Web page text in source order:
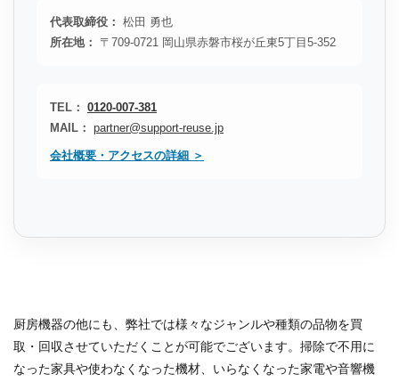
代表取締役： 松田 勇也
所在地：
〒709-0721 岡山県赤磐市桜が丘東5丁目5-352
TEL： 0120-007-381
MAIL： partner@support-reuse.jp
会社概要・アクセスの詳細 ＞
厨房機器の他にも、弊社では様々なジャンルや種類の品物を買
取・回収させていただくことが可能でございます。掃除で不用に
なった家具や使わなくなった機材、いらなくなった家電や音響機